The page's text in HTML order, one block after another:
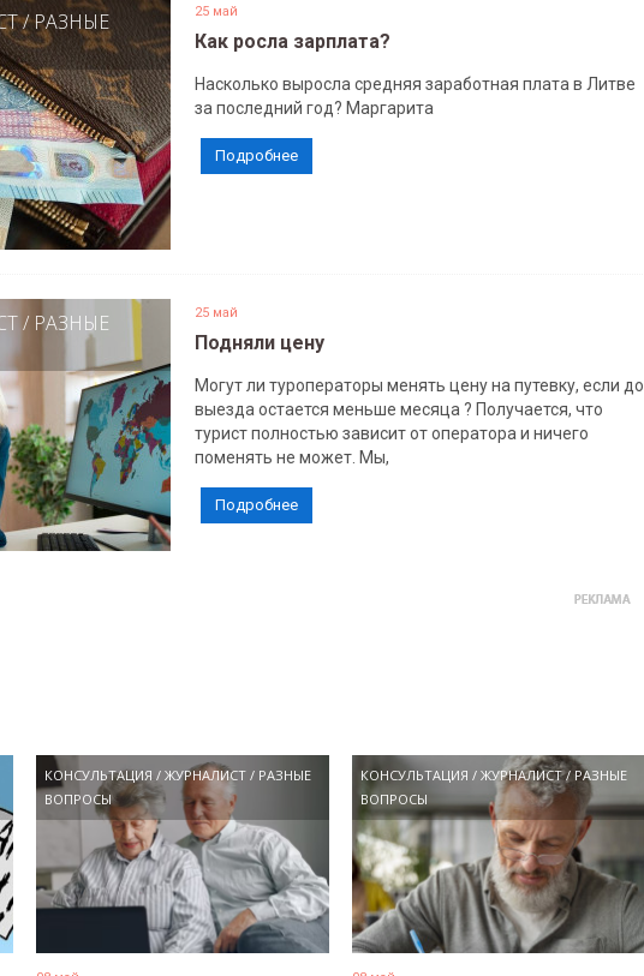
/РАЗНЫЕ
25 май
Как росла зарплата?
Насколько выросла средняя заработная плата в Литве
за последний год? Маргарита
Подробнее
/ РАЗНЫЕ
25 май
Подняли цену
Могут ли туроператоры менять цену на путевку, если до
выезда остается меньше месяца ? Получается, что
турист полностью зависит от оператора и ничего
поменять не может. Мы,
Подробнее
КОНСУЛЬТАЦИЯ /ЖУРНАЛИСТ / РАЗНЫЕ
ВОПРОСЫ
КОНСУЛЬТАЦИЯ /ЖУРНАЛИСТ/ РАЗНЫЕ
ВОПРОСЫ